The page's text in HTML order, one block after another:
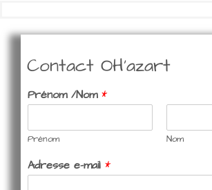
Contact OH'azart
Prénom /Nom *
Prénom Nom
Adresse e-mail *